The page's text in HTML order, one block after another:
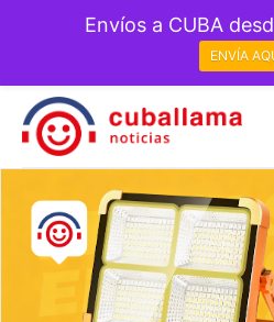
Envíos a CUBA
ENVÍA